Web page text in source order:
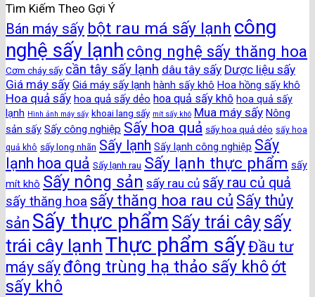
Tìm Kiếm Theo Gợi Ý
Bán máy sấy bột rau má sấy lạnh công
nghệ sấy lạnh công nghệ sấy thăng hoa
Cơm cháy sấy cần tây sấy lạnh dâu tây sấy Dược liệu sấy
Giá máy sấy Giá máy sấy lạnh hành sấy khô Hoa hồng sấy khô
Hoa quả sấy hoa quả sấy dẻo hoa quả sấy khô hoa quả sấy
lạnh Hình ảnh máy sấy khoai lang sấy mít sấy khô Mua máy sấy Nông
sản sấy Sấy công nghiệp Sấy hoa quả sấy hoa quả dẻo sấy hoa
quả khô sấy long nhãn Sấy lạnh Sấy lạnh công nghiệp Sấy
lạnh hoa quả Sấy lạnh rau Sấy lạnh thực phẩm sấy
mít khô Sấy nông sản sấy rau củ sấy rau củ quả
sấy thăng hoa sấy thăng hoa rau củ Sấy thủy
sản Sấy thực phẩm Sấy trái câysấy
trái cây lạnh Thực phẩm sấyĐầu tư
máy sấy đông trùng hạ thảo sấy khôớt
sấy khô